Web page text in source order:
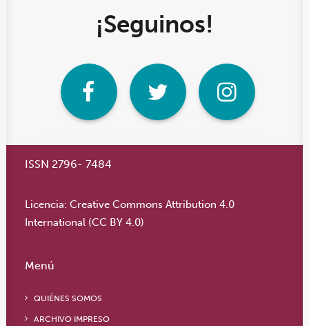
¡Seguinos!
ISSN 2796- 7484
Licencia: Creative Commons Attribution 4.0
International (CC BY 4.0)
Menú
QUIÉNES SOMOS
ARCHIVO IMPRESO